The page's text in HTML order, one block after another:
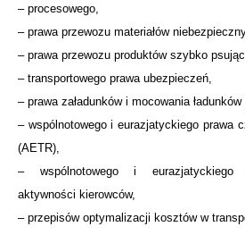
– procesowego,
– prawa przewozu materiałów
– prawa przewozu produktów szybko
– transportowego prawa ubezpieczeń,
– prawa załadunków i mocowania ładunków
– wspólnotowego i eurazjatyckiego prawa
(AETR),
– wspólnotowego i eurazjatyckiego
aktywności kierowców,
– przepisów optymalizacji kosztów w